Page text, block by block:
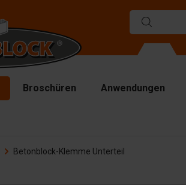
Trennwände
Broschüren Anwendungen
Betonblock-Klemme Unterteil